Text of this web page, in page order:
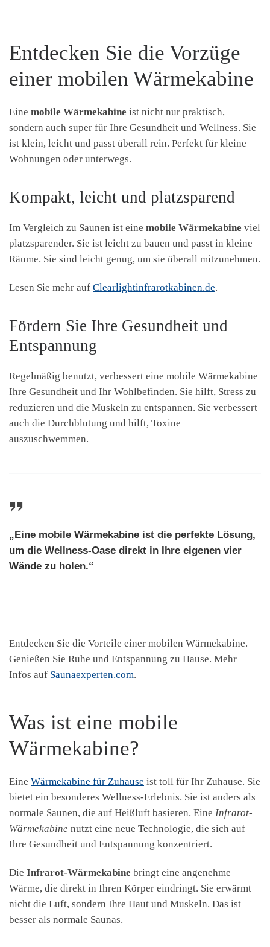
Entdecken Sie die Vorzüge
einer mobilen Wärmekabine
Eine mobile Wärmekabine ist nicht nur praktisch,
sondern auch super für Ihre Gesundheit und Wellness. Sie
ist klein, leicht und passt überall rein. Perfekt für kleine
Wohnungen oder unterwegs.
Kompakt, leicht und platzsparend
Im Vergleich zu Saunen ist eine mobile Wärmekabine viel
platzsparender. Sie ist leicht zu bauen und passt in kleine
Räume. Sie sind leicht genug, um sie überall mitzunehmen.
Lesen Sie mehr auf Clearlightinfrarotkabinen.de.
Fördern Sie Ihre Gesundheit und
Entspannung
Regelmäßig benutzt, verbessert eine mobile Wärmekabine
Ihre Gesundheit und Ihr Wohlbefinden. Sie hilft, Stress zu
reduzieren und die Muskeln zu entspannen. Sie verbessert
auch die Durchblutung und hilft, Toxine
auszuschwemmen.
„Eine mobile Wärmekabine ist die perfekte Lösung,
um die Wellness-Oase direkt in Ihre eigenen vier
Wände zu holen.“
Entdecken Sie die Vorteile einer mobilen Wärmekabine.
Genießen Sie Ruhe und Entspannung zu Hause. Mehr
Infos auf Saunaexperten.com.
Was ist eine mobile
Wärmekabine?
Eine Wärmekabine für Zuhause ist toll für Ihr Zuhause. Sie
bietet ein besonderes Wellness-Erlebnis. Sie ist anders als
normale Saunen, die auf Heißluft basieren. Eine Infrarot-
Wärmekabine nutzt eine neue Technologie, die sich auf
Ihre Gesundheit und Entspannung konzentriert.
Die Infrarot-Wärmekabine bringt eine angenehme
Wärme, die direkt in Ihren Körper eindringt. Sie erwärmt
nicht die Luft, sondern Ihre Haut und Muskeln. Das ist
besser als normale Saunas.